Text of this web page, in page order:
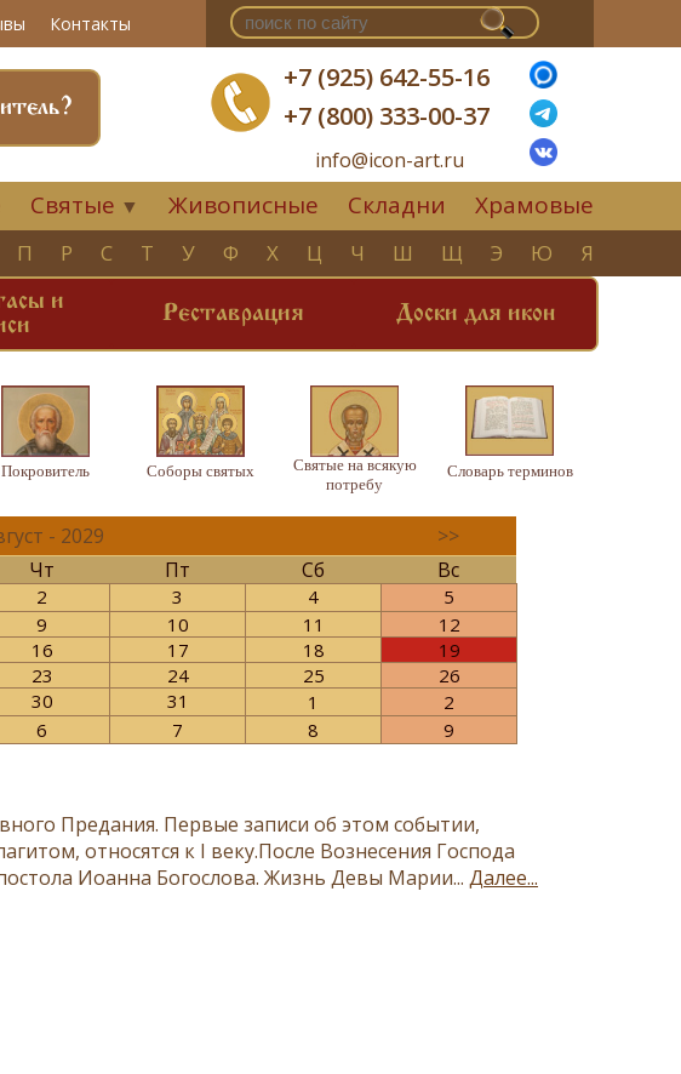
Контакты
+7 (925) 642-55-16
+7 (800) 333-00-37
info@icon-art.ru
Святые ▼ Живописные Складни Храмовые
П Р С Т У Ф Х Ц Ч Ш Щ Э Ю Я
и
Реставрация Доски для икон
Покровитель Соборы святых
Святые на всякую
потребу
Словарь терминов
- 2029
>>
Чт Пт Сб Вс
2 3 4
5
9 10 11
12
16 17 18
19
23 24 25
26
30 31 1
2
6 7 8 9
Предания. Первые записи об этом событии,
относятся к I веку.После Вознесения Господа
Иоанна Богослова. Жизнь Девы Марии... Далее...